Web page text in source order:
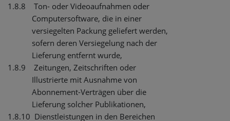
1.8.8
Ton- oder Videoaufnahmen oder
Computersoftware, die in einer
versiegelten Packung geliefert werden,
sofern deren Versiegelung nach der
Lieferung entfernt wurde,
1.8.9
Zeitungen, Zeitschriften oder
Illustrierte mit Ausnahme von
Abonnement-Verträgen über die
Lieferung solcher Publikationen,
1.8.10 Dienstleistungen in den Bereichen